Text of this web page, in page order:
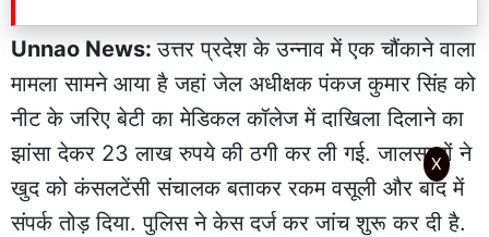
Unnao News:उत्तर प्रदेश के उन्नाव में एक चौंकाने वाला
मामला सामने आया है जहां जेल अधीक्षक पंकज कुमार सिंह को
नीट के जरिए बेटी का मेडिकल कॉलेज में दाखिला दिलाने का
झांसा देकर 23 लाख रुपये की ठगी कर ली गई. जालसाजों ने
खुद को कंसलटेंसी संचालक बताकर रकम वसूली और बाद में
संपर्क तोड़ दिया. पुलिस ने केस दर्ज कर जांच शुरू कर दी है.
X